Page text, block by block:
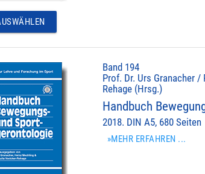
Band 194
Prof. Dr. Urs Granacher
Rehage (Hrsg.)
Handbuch
2018. DIN A5, 680 Seiten
»MEHR ERFAHREN ...